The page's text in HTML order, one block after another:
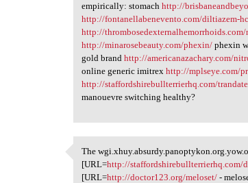
empirically: stomachhttp://
http://fontanellabenevento.com/diltiazem-
http://
http://minarosebeauty.com/phexin/ phexin
gold brandhttp://americanazachary.com/
online generic imitrexhttp://mplseye.com/
http://staffordshirebullterrierhq.com/
manouevre switching healthy?
The wgi.xhuy.absurdy
The
[URL=http://staffordshirebullterrierhq.com/
[URL=http://doctor123.org/meloset/ -